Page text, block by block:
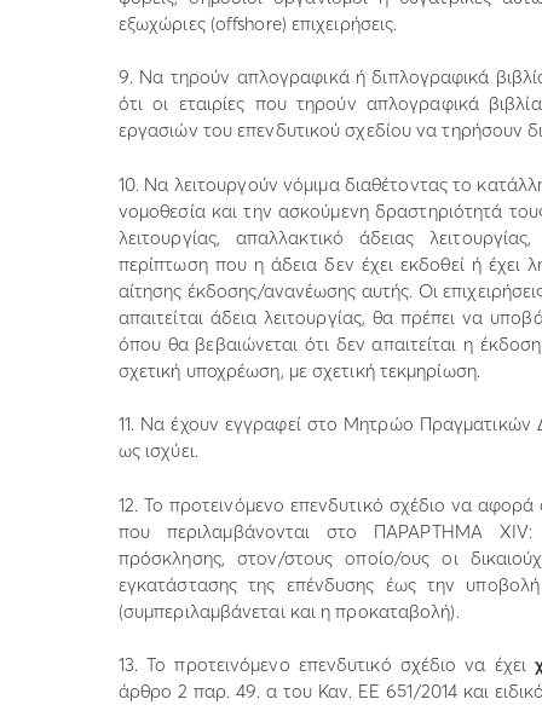
εξωχώριες (offshore) επιχειρήσεις.
9. Να τηρούν απλογραφικά ή διπλογραφικά
ότι οι εταιρίες που τηρούν απλογραφικά
εργασιών του επενδυτικού σχεδίου να τηρήσουν
10. Να λειτουργούν νόμιμα διαθέτοντας το
νομοθεσία και την ασκούμενη δραστηριότητά
λειτουργίας, απαλλακτικό άδειας
περίπτωση που η άδεια δεν έχει εκδοθεί ή έχει
αίτησης έκδοσης/ανανέωσης αυτής. Οι
απαιτείται άδεια λειτουργίας, θα πρέπει να
όπου θα βεβαιώνεται ότι δεν απαιτείται η
σχετική υποχρέωση, με σχετική τεκμηρίωση.
11. Να έχουν εγγραφεί στο Μητρώο Πραγματικών
ως ισχύει.
12. Το προτεινόμενο επενδυτικό σχέδιο να
που περιλαμβάνονται στο ΠΑΡΑΡΤΗΜΑ XIV:
πρόσκλησης, στον/στους οποίο/ους οι
εγκατάστασης της επένδυσης έως την
(συμπεριλαμβάνεται και η προκαταβολή).
13. Το προτεινόμενο επενδυτικό σχέδιο να έχει
άρθρο 2 παρ. 49. α του Καν. ΕΕ 651/2014 και